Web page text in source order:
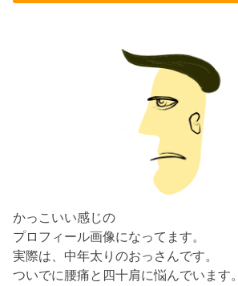
かっこいい感じの
プロフィール画像になってます。
実際は、中年太りのおっさんです。
ついでに腰痛と四十肩に悩んでいます。